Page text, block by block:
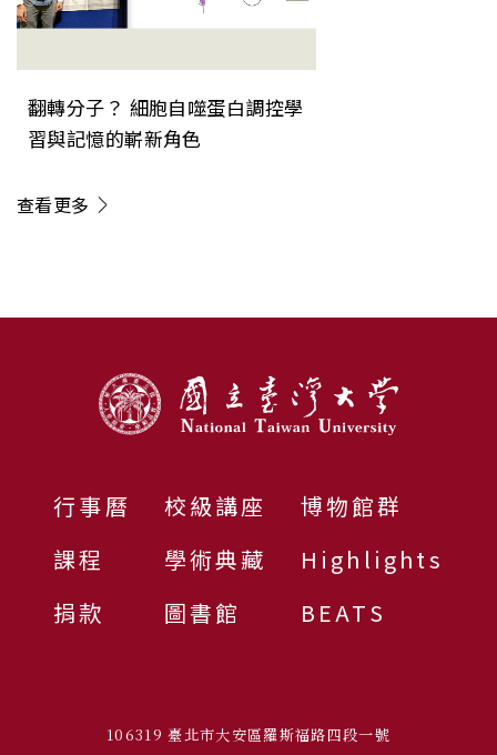
翻轉分子？ 細胞自噬蛋白調控學
習與記憶的嶄新角色
查看更多
行事曆
課程
捐款
校級講座
學術典藏
圖書館
博物館群
Highlights
BEATS
106319 臺北市大安區羅斯福路四段一號